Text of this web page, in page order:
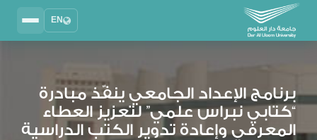
EN
نظام إدارة التعلم
برنامج الإعداد الجامعي ينفّذ مبادرة
“كتابي نبراس علمي” لتعزيز العطاء
المعرفي وإعادة تدوير الكتب الدراسية